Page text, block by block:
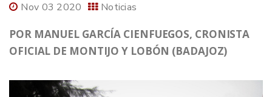
Nov 03 2020 Noticias
POR MANUEL GARCÍA CIENFUEGOS, CRONISTA
OFICIAL DE MONTIJO Y LOBÓN (BADAJOZ)